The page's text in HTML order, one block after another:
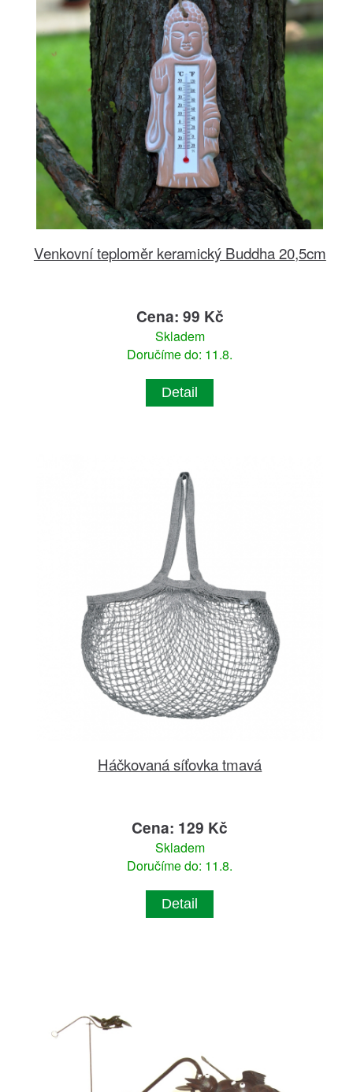
Venkovní teploměr keramický Buddha 20,5cm
Cena: 99 Kč
Skladem
Doručíme do: 11.8.
Detail
Háčkovaná síťovka tmavá
Cena: 129 Kč
Skladem
Doručíme do: 11.8.
Detail